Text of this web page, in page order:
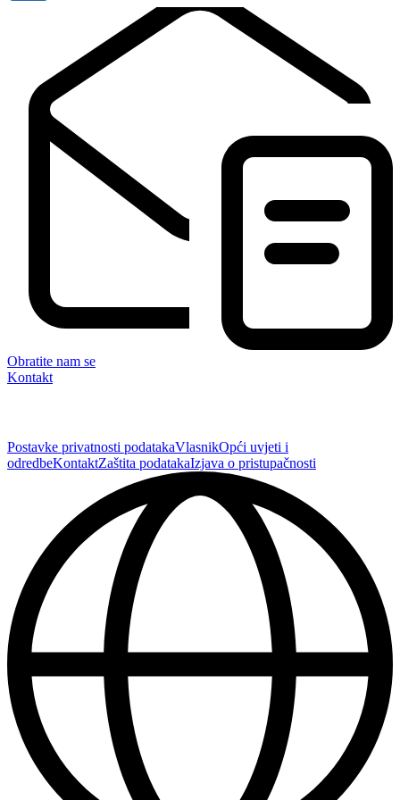
Obratite nam se
Kontakt
Postavke privatnosti podatakaVlasnikOpći uvjeti i
odredbeKontaktZaštita podatakaIzjava o pristupačnosti